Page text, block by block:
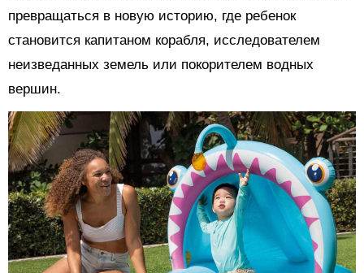
превращаться в новую историю, где ребенок
становится капитаном корабля, исследователем
неизведанных земель или покорителем водных
вершин.